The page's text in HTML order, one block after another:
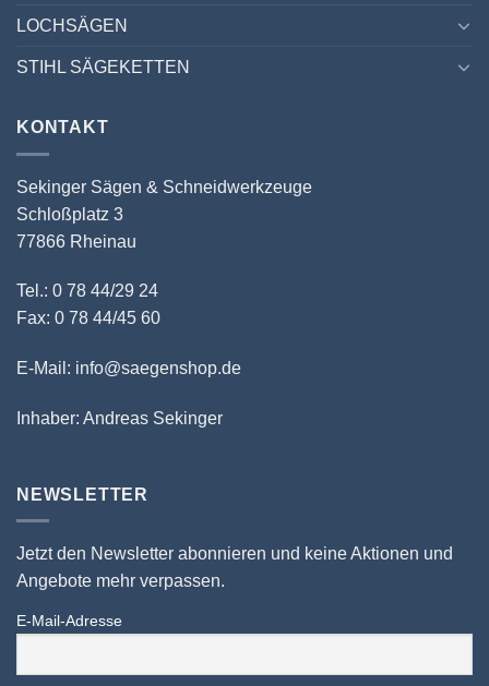
LOCHSÄGEN
STIHL SÄGEKETTEN
KONTAKT
Sekinger Sägen & Schneidwerkzeuge
Schloßplatz 3
77866 Rheinau
Tel.: 0 78 44/29 24
Fax: 0 78 44/45 60
E-Mail: info@saegenshop.de
Inhaber: Andreas Sekinger
NEWSLETTER
Jetzt den Newsletter abonnieren und keine Aktionen und
Angebote mehr verpassen.
E-Mail-Adresse